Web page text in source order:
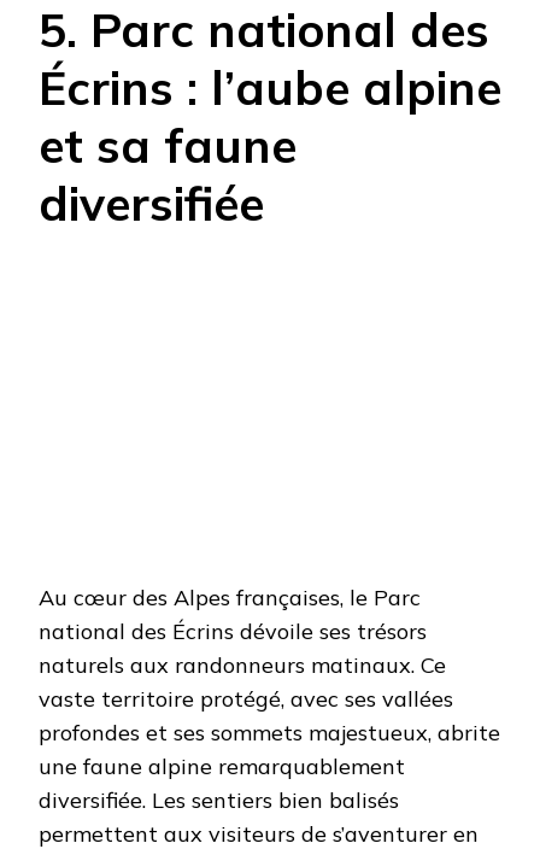
5. Parc national des
Écrins : l’aube alpine
et sa faune
diversifiée
Au cœur des Alpes françaises, le Parc
national des Écrins dévoile ses trésors
naturels aux randonneurs matinaux. Ce
vaste territoire protégé, avec ses vallées
profondes et ses sommets majestueux, abrite
une faune alpine remarquablement
diversifiée. Les sentiers bien balisés
permettent aux visiteurs de s’aventurer en